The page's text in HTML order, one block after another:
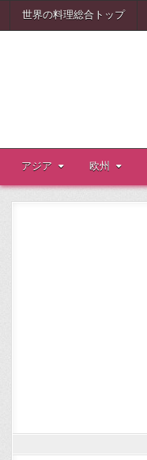
世界の料理総合トップ
アジア 欧州